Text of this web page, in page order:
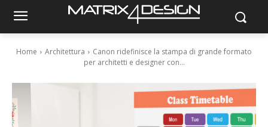
Home Architettura
Canon ridefinisce la stampa di grande formato
per architetti e designer con...